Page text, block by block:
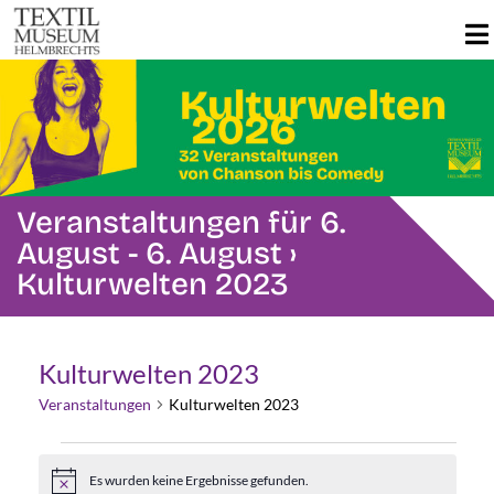
Veranstaltungen für 6.
August - 6. August ›
Kulturwelten 2023
Kulturwelten 2023
Veranstaltungen Kulturwelten 2023
Veranstaltungen
HinweisEs wurden keine Ergebnisse gefunden.